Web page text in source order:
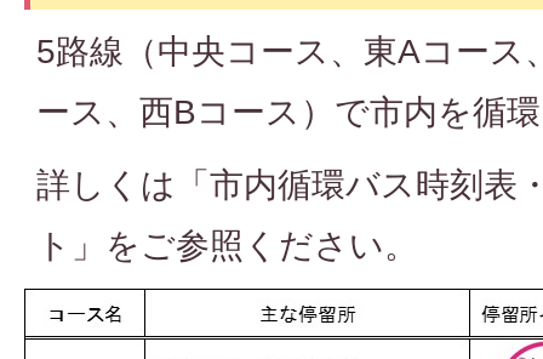
5路線（中央コース、東Aコース
ース、西Bコース）で市内を循
詳しくは「市内循環バス時刻表
ト」をご参照ください。